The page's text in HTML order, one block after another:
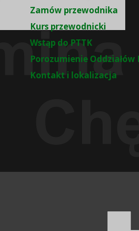
Zamów przewodnika
Kurs przewodnicki
Wstąp do PTTK
Porozumienie Oddziałów
Kontakt i lokalizacja